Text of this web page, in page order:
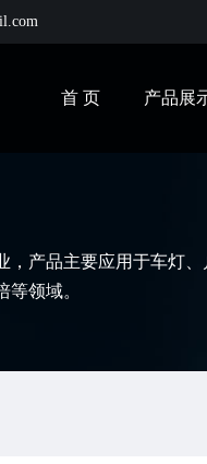
首 页 产品展
，产品主要应用于车灯
领域。